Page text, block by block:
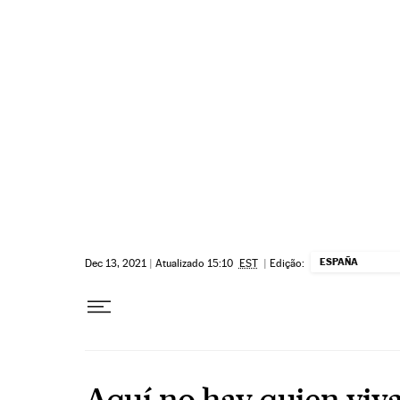
Dec 13, 2021 | Atualizado 15:10 EST | Edição: ESPAÑA